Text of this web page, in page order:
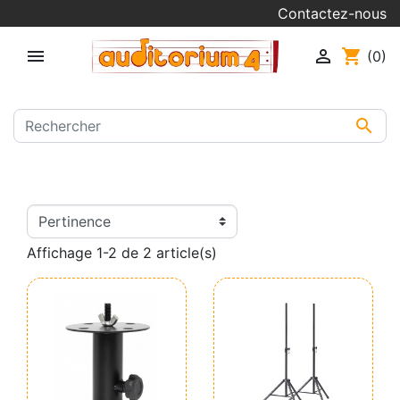
Contactez-nous


 shopping_cart (0)
Affichage 1-2 de 2 article(s)